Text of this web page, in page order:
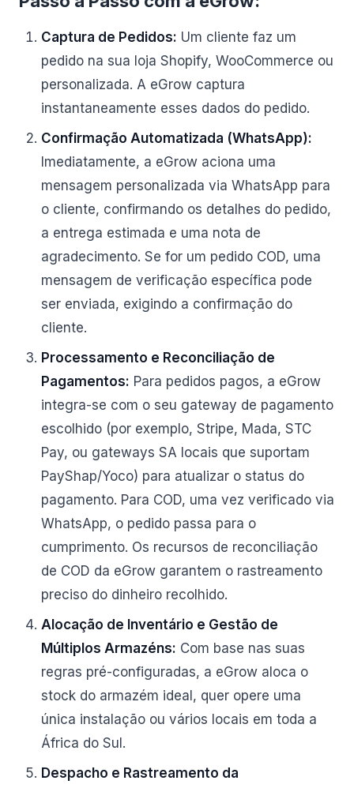
Captura de Pedidos: Um cliente faz um
pedido na sua loja Shopify, WooCommerce ou
personalizada. A eGrow captura
instantaneamente esses dados do pedido.
Confirmação Automatizada (WhatsApp):
Imediatamente, a eGrow aciona uma
mensagem personalizada via WhatsApp para
o cliente, confirmando os detalhes do pedido,
a entrega estimada e uma nota de
agradecimento. Se for um pedido COD, uma
mensagem de verificação específica pode
ser enviada, exigindo a confirmação do
cliente.
Processamento e Reconciliação de
Pagamentos: Para pedidos pagos, a eGrow
integra-se com o seu gateway de pagamento
escolhido (por exemplo, Stripe, Mada, STC
Pay, ou gateways SA locais que suportam
PayShap/Yoco) para atualizar o status do
pagamento. Para COD, uma vez verificado via
WhatsApp, o pedido passa para o
cumprimento. Os recursos de reconciliação
de COD da eGrow garantem o rastreamento
preciso do dinheiro recolhido.
Alocação de Inventário e Gestão de
Múltiplos Armazéns: Com base nas suas
regras pré-configuradas, a eGrow aloca o
stock do armazém ideal, quer opere uma
única instalação ou vários locais em toda a
África do Sul.
Despacho e Rastreamento da